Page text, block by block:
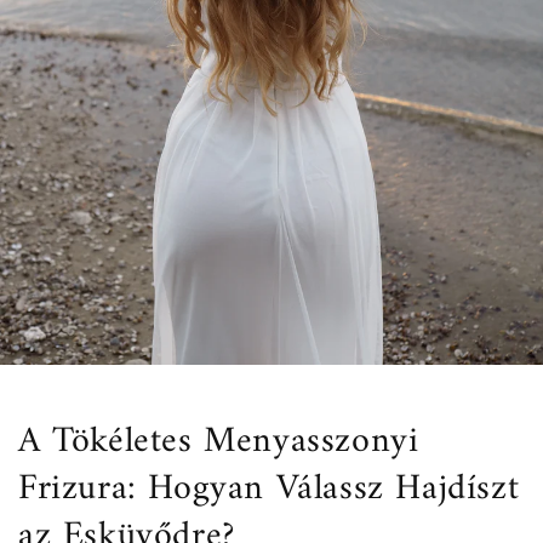
A Tökéletes Menyasszonyi
Frizura: Hogyan Válassz Hajdíszt